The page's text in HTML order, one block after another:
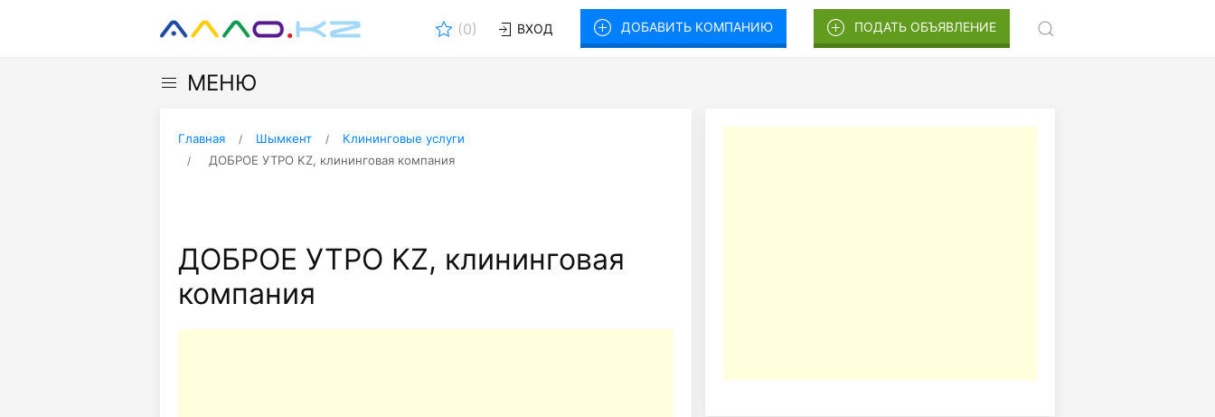
(0) ВХОД ДОБАВИТЬ КОМПАНИЮ ПОДАТЬ ОБЪЯВЛЕНИЕ
МЕНЮ
Главная Шымкент
Клининговые услуги
ДОБРОЕ УТРО KZ, клининговая компания
ДОБРОЕ УТРО KZ, клининговая
компания